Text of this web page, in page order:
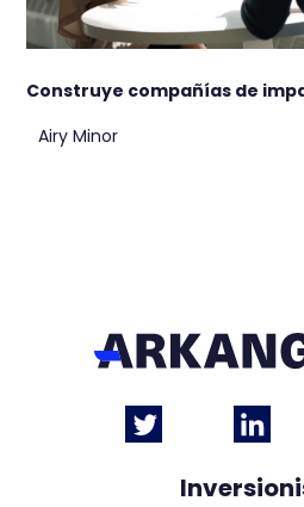
Construye compañías de
Airy Minor